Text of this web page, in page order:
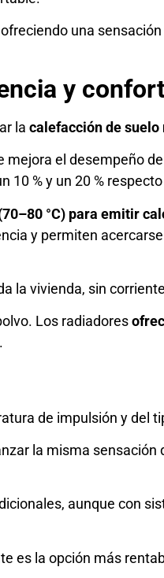
una
y
la calefacción de
el desempeño
% y un 20 %
°C) para emitir
y permiten
la vivienda, sin
Los radiadores
de impulsión y del
la misma sensación
aunque con
es la opción más